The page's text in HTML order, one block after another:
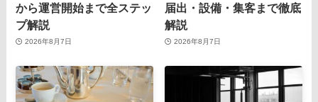
から運営開始まで全ステッ
プ解説
2026年8月7日
届出・設備・集客まで徹底
解説
2026年8月7日